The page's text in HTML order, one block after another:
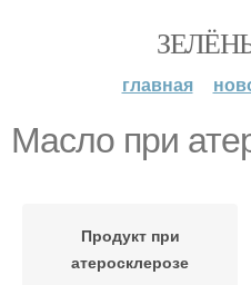
главная
Масло при
Продукт при
атеросклерозе